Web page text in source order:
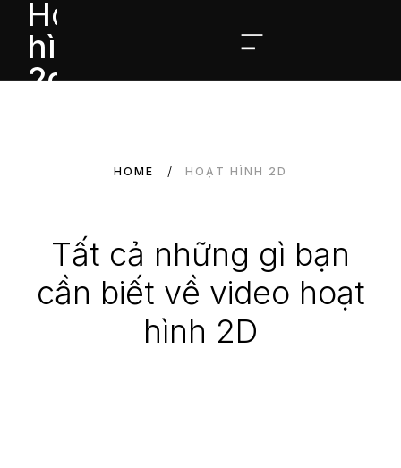
HOME HOẠT HÌNH 2D
Tất cả những gì bạn
cần biết về video hoạt
hình 2D